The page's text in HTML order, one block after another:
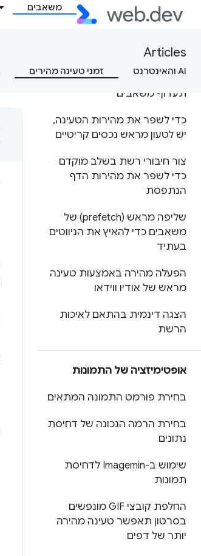
משאבים
Articles
AI והאינטרנט זמני טעינה מהירים
אופטימיזציה של הזמן עד לבייט
רשתות להעברת תוכן (CDN)
תעדוף משאבים
כדי לשפר את מהירות הטעינה,
יש לטעון מראש נכסים קריטיים
צור חיבורי רשת בשלב מוקדם
כדי לשפר את מהירות הדף
הנתפסת
שליפה מראש (prefetch) של
משאבים כדי להאיץ את הניווטים
בעתיד
הפעלה מהירה באמצעות טעינה
מראש של אודיו ווידאו
הצגה דינמית בהתאם לאיכות
הרשת
אופטימיזציה של התמונות
בחירת פורמט התמונה המתאים
בחירת הרמה הנכונה של דחיסת
נתונים
שימוש ב-Imagemin לדחיסת
תמונות
החלפת קובצי GIF מונפשים
בסרטון תאפשר טעינה מהירה
יותר של דפים